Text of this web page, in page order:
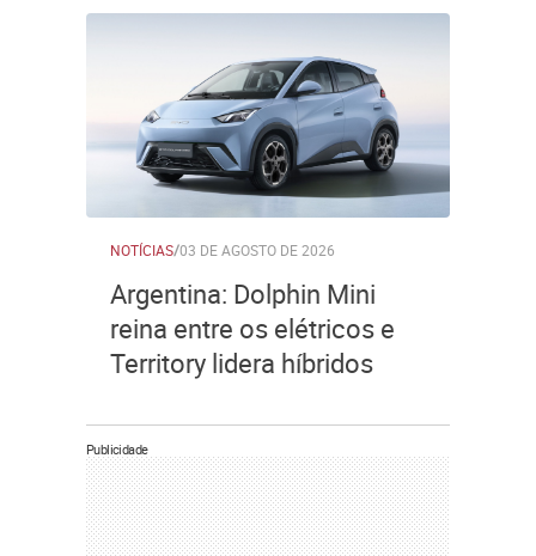
NOTÍCIAS/03 DE AGOSTO DE 2026
Argentina: Dolphin Mini
reina entre os elétricos e
Territory lidera híbridos
Publicidade